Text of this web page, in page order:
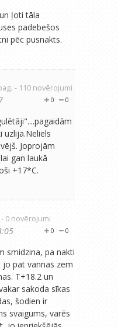
ļoti tāla
padebešos
pēc pusnakts.
- 110 novērojumi
0
0
uzlija.Neliels
Joprojām
gan laukā
+17*C.
- 0 novērojumi
0
0
smidzina, pa nakti
jo pat vannas zem
T+18.2 un
sakoda sīkas
šodien ir
svaigums, varēs